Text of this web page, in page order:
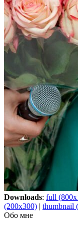
Downloads: full
(200x300) | thumbnail
Обо мне